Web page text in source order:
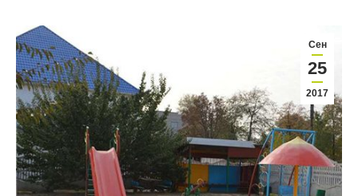
Сен
25
2017